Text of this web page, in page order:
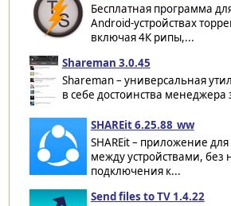
Бесплатная программа
Android-устройствах
включая 4К рипы,...
Shareman 3.0.45
Shareman – универсальная
в себе достоинства менеджера
SHAREit 6.25.88_ww
SHAREit – приложение
между устройствами, без
подключения к...
Send files to TV 1.4.22